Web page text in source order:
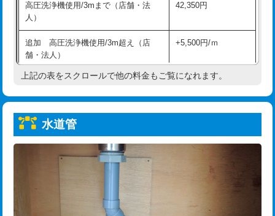
給水管工事※（土の掘削・埋め戻し作
業)
11,000円
給水管工事※（塩ビ管（VP・HI）使
用/3ｍまで)
33,000円
給水管工事※（塩ビ管（VP・HI）使
+8,800円
給水管工事※（ライニング鋼管・銅
管・ポリ管・HT管使用/3ｍまで)
給水管工事※（ライニング鋼管・銅
管・ポリ管・HT管使用/3ｍ超え)
排水管工事（土の掘削・埋め戻し作
11,000円~
高圧洗浄機使用/3mまで（店舗・法
人）
42,350円
追加 高圧洗浄機使用/3m超え（店
舗・法人）
+5,500円/ｍ
高度高圧洗浄換 現地調査
トーラー機使用/3mまで
追加トーラー機使用/3m超え
33,000円
8,800円
上記の表をスクロールで他の料金もご覧になれます。
水道管